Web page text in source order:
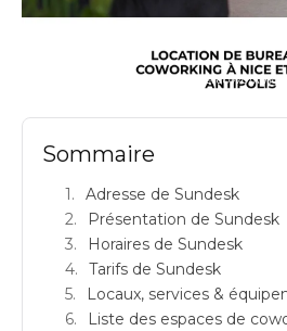
SUNDESK: espace de coworking
Sommaire
Adresse de Sundesk
Présentation de Sundesk
Horaires de Sundesk
Tarifs de Sundesk
Locaux, services &
Liste des espaces de